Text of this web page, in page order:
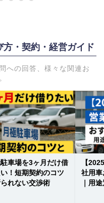
・契約・経営ガイド
への回答、様々な関連お
車場を3ヶ月だけ借
い！短期契約のコツ
れない交渉術
【
社用
｜用